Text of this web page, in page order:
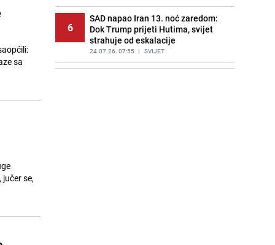
sa
se,
6
SAD napao Iran 13. noć zaredom:
Dok Trump prijeti Hutima, svijet
strahuje od eskalacije
24.07.26. 07:55 | SVIJET